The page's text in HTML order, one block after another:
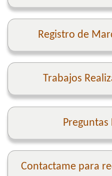
Registro de
Trabajos
Preguntas
Contactame para